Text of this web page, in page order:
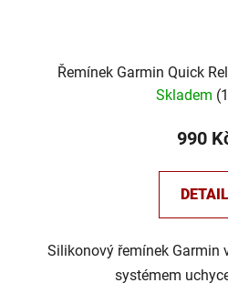
Řemínek Garmin Quick
Skladem (
990
DETAIL
Silikonový řemínek Garmin
systémem